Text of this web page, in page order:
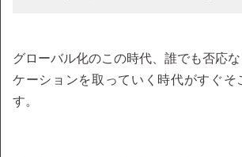
グローバル化のこの時代、誰でも否応
ケーションを取っていく時代がすぐそ
す。